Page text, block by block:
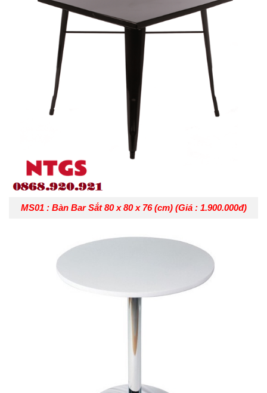
MS01 : Bàn Bar Sắt 80 x 80 x 76 (cm) (Giá : 1.900.000đ)